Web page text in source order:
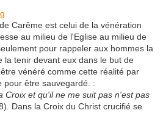
Carême est celui de la vénération
au milieu de l'Eglise au milieu de
pour rappeler aux hommes la
la tenir devant eux dans le but de
être vénéré comme cette réalité par
pour être sauvegardé. :
Croix et qu'il ne me suit pas n'est pas
) Dans la Croix du Christ crucifié se